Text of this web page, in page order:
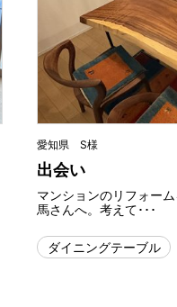
愛知県 S様
出会い
マンションのリフォー
馬さんへ。考えて･･･
ダイニングテーブル